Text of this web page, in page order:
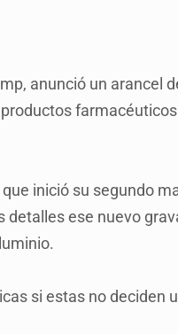
anunció un arancel
inició su segundo
detalles ese nuevo
si estas no deciden